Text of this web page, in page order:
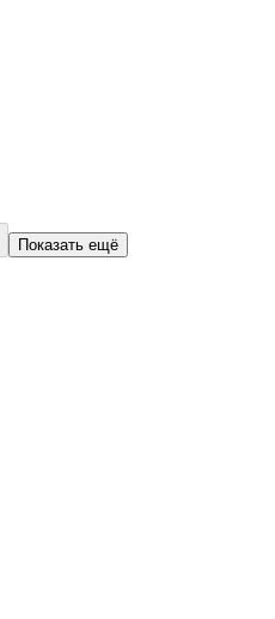
Показать ещё